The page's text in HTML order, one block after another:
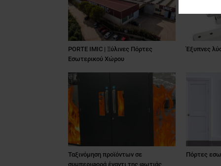
PORTE IMIC | Ξύλινες Πόρτες
Εσωτερικού Χώρου
Έξυπνες
Ταξινόμηση προϊόντων σε
συμπεριφορά έναντι της φωτιάς
Πόρτες